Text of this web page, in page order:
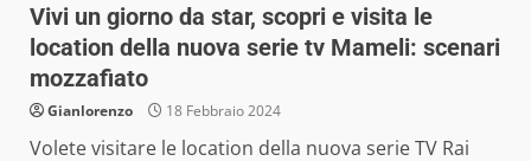
Vivi un giorno da star, scopri e visita le
location della nuova serie tv Mameli: scenari
mozzafiato
Gianlorenzo 18 Febbraio 2024
Volete visitare le location della nuova serie TV Rai